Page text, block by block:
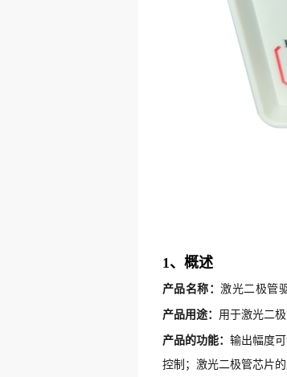
1、概述
产品名称：激光二极管
产品用途： 用于激光二
产品的功能： 输出幅度
控制；激光二极管芯片